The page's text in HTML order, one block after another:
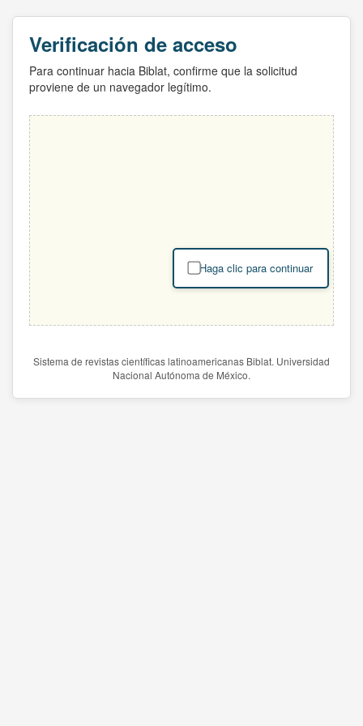
Verificación de acceso
Para continuar hacia Biblat, confirme que la solicitud
proviene de un navegador legítimo.
Haga clic para continuar
Sistema de revistas científicas latinoamericanas Biblat. Universidad
Nacional Autónoma de México.